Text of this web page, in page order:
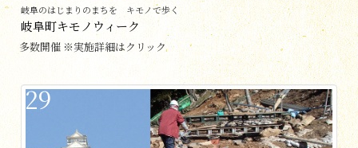
岐阜のはじまりのまちを キモノで歩く
岐阜町キモノウィーク
多数開催 ※実施詳細はクリック
29